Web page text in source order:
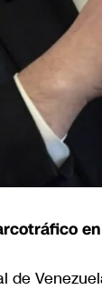
de